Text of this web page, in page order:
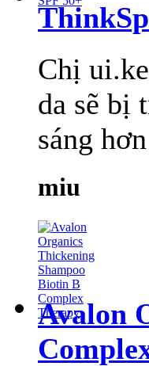
Chị
da sẽ bị
sáng
miu
Avalon